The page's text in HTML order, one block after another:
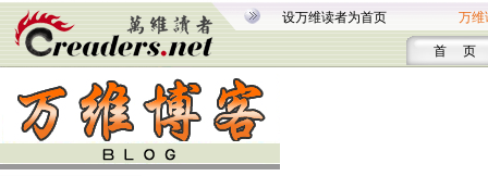
设万维读者为首页 万维
首 页